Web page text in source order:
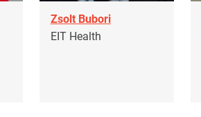
Zsolt Bubori
EIT Health